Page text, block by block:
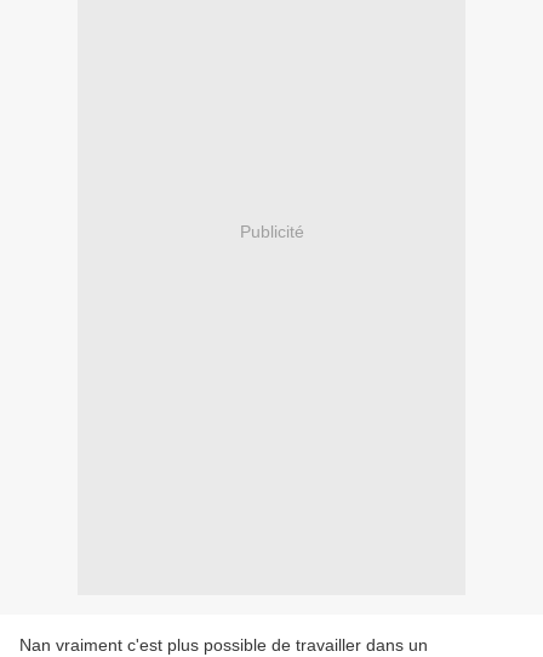
Publicité
Nan vraiment c'est plus possible de travailler dans un